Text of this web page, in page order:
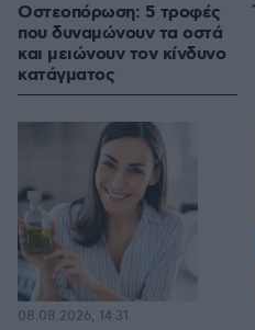
Οστεοπόρωση: 5 τροφές
που δυναμώνουν τα οστά
και μειώνουν τον κίνδυνο
κατάγματος
08.08.2026, 14:31